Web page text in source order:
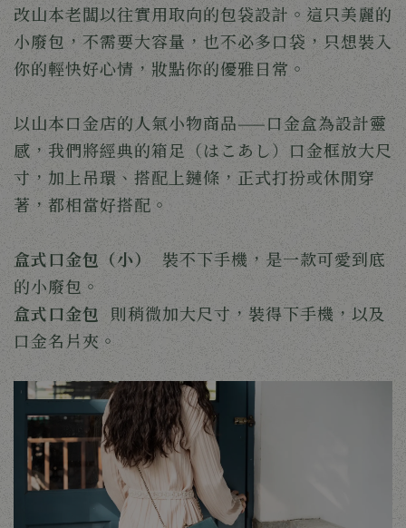
改山本老闆以往實用取向的包袋設計。這只美麗的
小廢包，不需要大容量，也不必多口袋，只想裝入
你的輕快好心情，妝點你的優雅日常。
以山本口金店的人氣小物商品——口金盒為設計靈
感，我們將經典的箱足（はこあし）口金框放大尺
寸，加上吊環、搭配上鏈條，正式打扮或休閒穿
著，都相當好搭配。
盒式口金包（小） 裝不下手機，是一款可愛到底
的小廢包。
盒式口金包 則稍微加大尺寸，裝得下手機，以及
口金名片夾。